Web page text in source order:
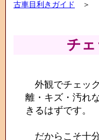
古車目利きガイド ＞
チ
外観でチェッ
離・キズ・汚れ
きるはずです。
だからこそ十